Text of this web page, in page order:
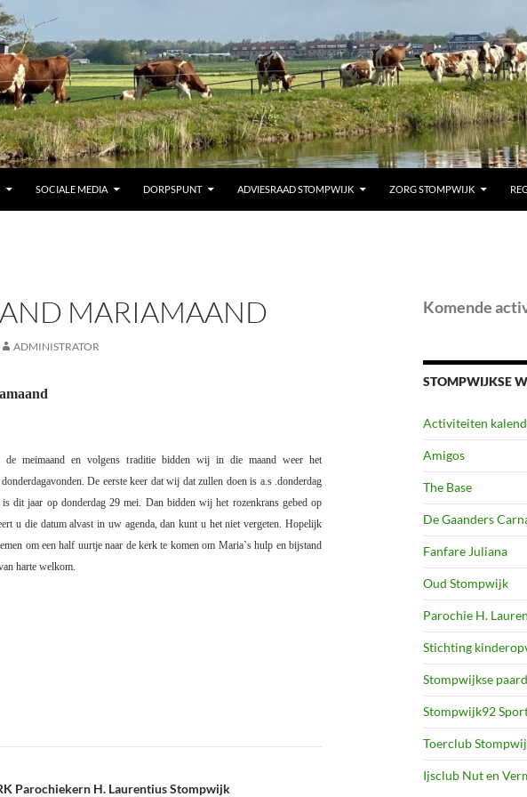
SOCIALE MEDIA DORPSPUNT ADVIESRAAD STOMPWIJK ZORG STOMPWIJK
MARIAMAAND
ADMINISTRATOR
de meimaand en volgens traditie bidden wij in die maand weer het
De eerste keer dat wij dat zullen doen is a.s .donderdag
is dit jaar op donderdag 29 mei. Dan bidden wij het rozenkrans gebed op
u die datum alvast in uw agenda, dan kunt u het niet vergeten. Hopelijk
om een half uurtje naar de kerk te komen om Maria`s hulp en bijstand
harte welkom.
Parochiekern H. Laurentius Stompwijk
Komende
STOMPWIJKSE
Activiteiten
Amigos
The Base
De Gaanders
Fanfare Juliana
Oud Stompwijk
Parochie H.
Stichting
Stompwijkse
Stompwijk92
Toerclub
Ijsclub Nut en